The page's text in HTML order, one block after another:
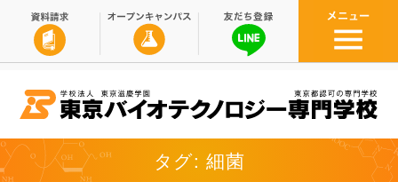
タグ: 細菌